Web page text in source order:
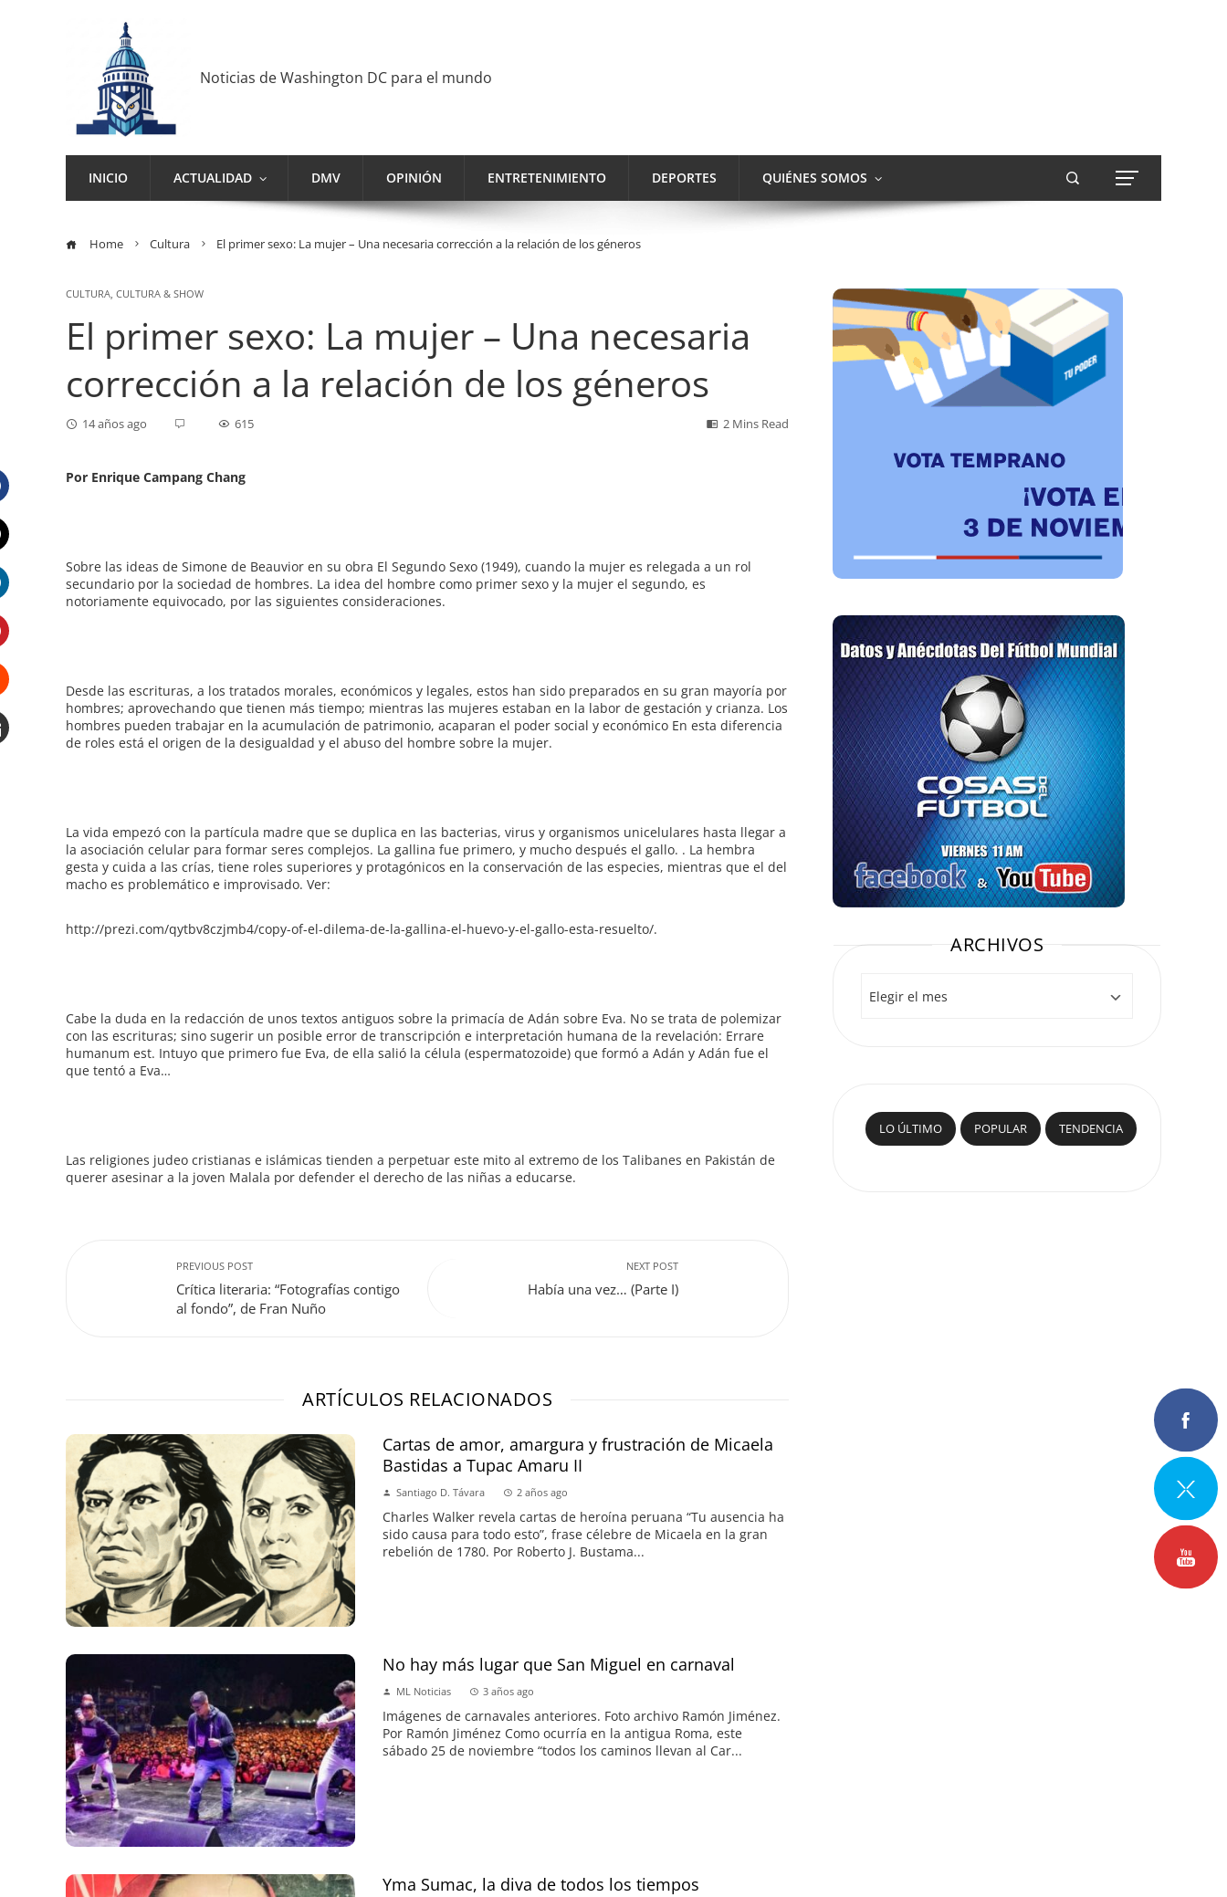
Noticias de Washington DC para el mundo
INICIO ACTUALIDAD DMV OPINIÓN ENTRETENIMIENTO DEPORTES QUIÉNES SOMOS
Home Cultura El primer sexo: La mujer – Una necesaria corrección a la relación de los géneros
CULTURA, CULTURA & SHOW
El primer sexo: La mujer – Una necesaria
corrección a la relación de los géneros
14 años ago 615 2 Mins Read
Por Enrique Campang Chang
Sobre las ideas de Simone de Beauvior en su obra El Segundo Sexo (1949), cuando la mujer es relegada a un rol
secundario por la sociedad de hombres. La idea del hombre como primer sexo y la mujer el segundo, es
notoriamente equivocado, por las siguientes consideraciones.
Desde las escrituras, a los tratados morales, económicos y legales, estos han sido preparados en su gran mayoría por
hombres; aprovechando que tienen más tiempo; mientras las mujeres estaban en la labor de gestación y crianza. Los
hombres pueden trabajar en la acumulación de patrimonio, acaparan el poder social y económico En esta diferencia
de roles está el origen de la desigualdad y el abuso del hombre sobre la mujer.
La vida empezó con la partícula madre que se duplica en las bacterias, virus y organismos unicelulares hasta llegar a
la asociación celular para formar seres complejos. La gallina fue primero, y mucho después el gallo. . La hembra
gesta y cuida a las crías, tiene roles superiores y protagónicos en la conservación de las especies, mientras que el del
macho es problemático e improvisado. Ver:
http://prezi.com/qytbv8czjmb4/copy-of-el-dilema-de-la-gallina-el-huevo-y-el-gallo-esta-resuelto/.
Cabe la duda en la redacción de unos textos antiguos sobre la primacía de Adán sobre Eva. No se trata de polemizar
con las escrituras; sino sugerir un posible error de transcripción e interpretación humana de la revelación: Errare
humanum est. Intuyo que primero fue Eva, de ella salió la célula (espermatozoide) que formó a Adán y Adán fue el
que tentó a Eva…
Las religiones judeo cristianas e islámicas tienden a perpetuar este mito al extremo de los Talibanes en Pakistán de
querer asesinar a la joven Malala por defender el derecho de las niñas a educarse.
PREVIOUS POST
Crítica literaria: “Fotografías contigo
al fondo”, de Fran Nuño
NEXT POST
Había una vez… (Parte I)
ARTÍCULOS RELACIONADOS
Cartas de amor, amargura y frustración de Micaela
Bastidas a Tupac Amaru II
Santiago D. Távara 2 años ago
Charles Walker revela cartas de heroína peruana “Tu ausencia ha
sido causa para todo esto”, frase célebre de Micaela en la gran
rebelión de 1780. Por Roberto J. Bustama...
No hay más lugar que San Miguel en carnaval
ML Noticias 3 años ago
Imágenes de carnavales anteriores. Foto archivo Ramón Jiménez.
Por Ramón Jiménez Como ocurría en la antigua Roma, este
sábado 25 de noviembre “todos los caminos llevan al Car...
Yma Sumac, la diva de todos los tiempos
ARCHIVOS
LO ÚLTIMO POPULAR TENDENCIA